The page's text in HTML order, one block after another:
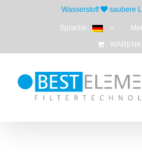
Wasserstoff saubere
Sprache: